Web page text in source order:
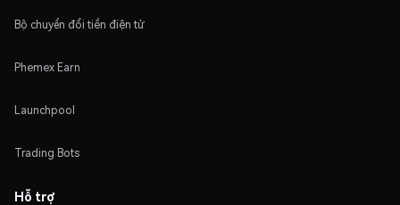
Bộ chuyển đổi tiền điện tử
Phemex Earn
Launchpool
Trading Bots
Hỗ trợ